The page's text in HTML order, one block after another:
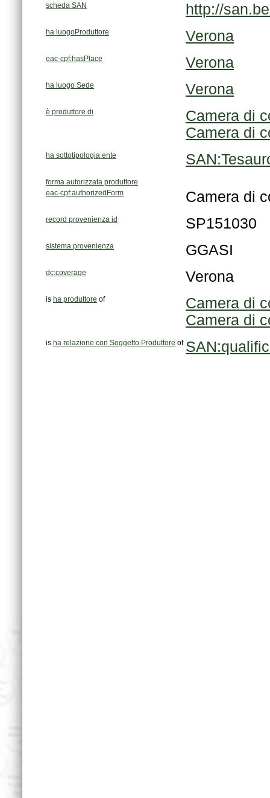
scheda SAN http://
ha luogoProduttore Verona
eac-cpf:hasPlace Verona
ha luogo Sede Verona
è produttore di
Camera di
Camera di
ha sottotipologia ente
forma autorizzata produttore
eac-cpf:authorizedForm
Camera di
record provenienza id SP151030
sistema provenienza GGASI
dc:coverage Verona
is ha produttore of
Camera di
Camera di
is ha relazione con Soggetto Produttore of